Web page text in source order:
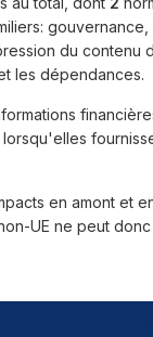
du contenu
les dépendances.
en amont et
UE ne peut donc